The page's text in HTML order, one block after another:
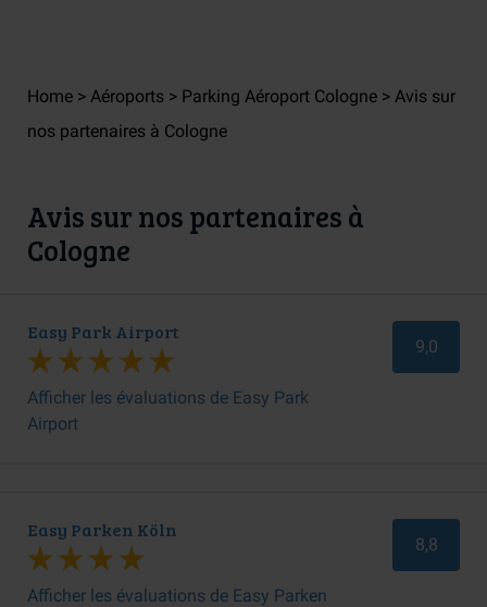
Home Aéroports Parking Aéroport Cologne
Avis sur
nos partenaires à Cologne
Avis sur nos partenaires à
Cologne
Easy Park Airport
Afficher les évaluations de Easy Park
Airport
9,0
Easy Parken Köln
Afficher les évaluations de Easy Parken
8,8